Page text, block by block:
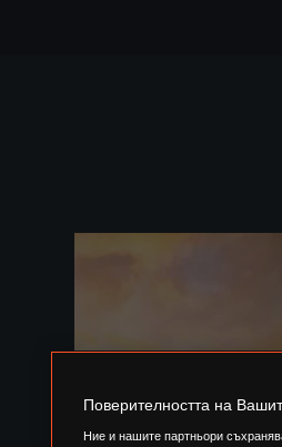
Поверителността на
Ние и нашите партньори